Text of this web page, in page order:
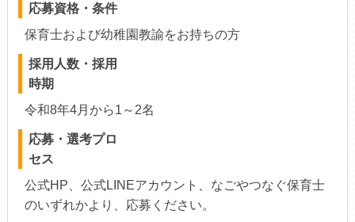
応募資格・条件
保育士および幼稚園教諭をお持ちの方
採用人数・採用
時期
令和8年4月から1～2名
応募・選考プロ
セス
公式HP、公式LINEアカウント、なごやつなぐ保育士
のいずれかより、応募ください。